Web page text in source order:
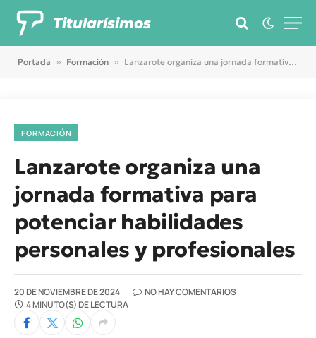
Titularísimos
Portada » Formación » Lanzarote organiza una jornada formativa para potenciar habilidades personales y profesionales
FORMACIÓN
Lanzarote organiza una
jornada formativa para
potenciar habilidades
personales y profesionales
20 DE NOVIEMBRE DE 2024
NO HAY COMENTARIOS
4 MINUTO(S) DE LECTURA